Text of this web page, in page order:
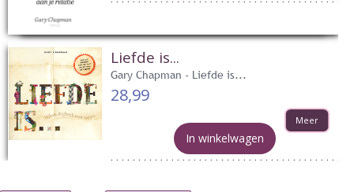
Liefde is...
Gary Chapman - Liefde is...
28,99
Meer
In winkelwagen